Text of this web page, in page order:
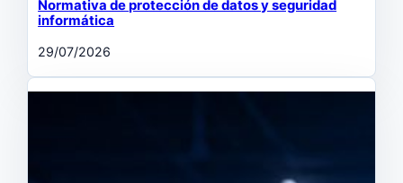
Normativa de protección de datos y seguridad
informática
29/07/2026